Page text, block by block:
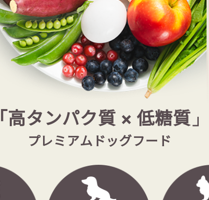
「高タンパク質 × 低糖質」
プレミアムドッグフード